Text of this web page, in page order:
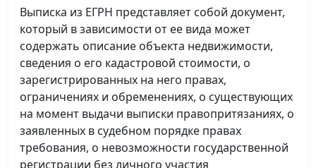
Выписка из ЕГРН представляет собой документ,
который в зависимости от ее вида может
содержать описание объекта недвижимости,
сведения о его кадастровой стоимости, о
зарегистрированных на него правах,
ограничениях и обременениях, о существующих
на момент выдачи выписки правопритязаниях, о
заявленных в судебном порядке правах
требования, о невозможности государственной
регистрации без личного участия